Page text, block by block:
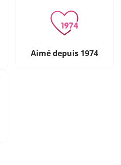
Aimé depuis 1974